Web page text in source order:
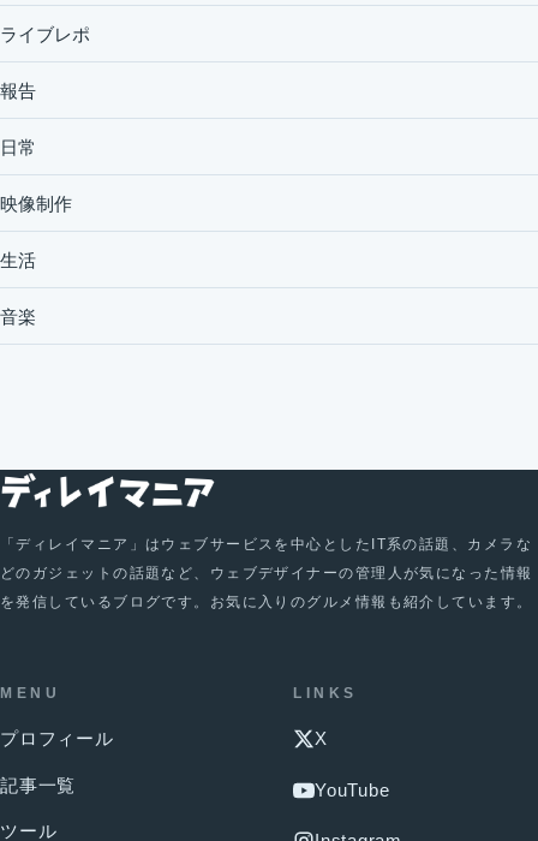
ライブレポ
報告
日常
映像制作
生活
音楽
「ディレイマニア」はウェブサービスを中心としたIT系の話題、カメラな
どのガジェットの話題など、ウェブデザイナーの管理人が気になった情報
を発信しているブログです。お気に入りのグルメ情報も紹介しています。
MENU
プロフィール
記事一覧
ツール
LINKS
X
YouTube